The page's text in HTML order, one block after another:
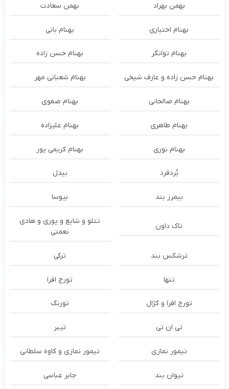
بهمن بهراد بهمن سعادت
بهنام اختیاری بهنام بانی
بهنام توانگر بهنام حسن زاده
بهنام حسن زاده و عارف شیخی بهنام شعبانی مهر
بهنام صالحانی بهنام صفوی
بهنام طاهری بهنام علیزاده
بهنام نوری بهنام کریمی پور
بُردفرد بیدل
بیمرز بند بیوسا
تاک داون
تتلو و شایع و پوری و هادی
نعمتی
ترشكس بند ترکی
تنها تورج افرا
تورج افرا و کژال تورنگ
تی ان تی تیبر
تیمور نمازی تیمور نمازی و کاوه سلطانی
تیوان بند جابر عباسی